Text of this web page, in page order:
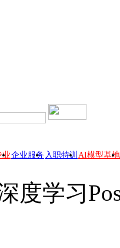
业企业服务 入职特训 AI模型基地
度学习